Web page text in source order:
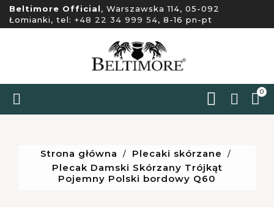
Beltimore Official, Warszawska 114, 05-092
Łomianki, tel: +48 22 34 999 54, 8-16 pn-pt

 0
Strona główna
Plecaki skórzane
Plecak Damski Skórzany Trójkąt
Pojemny Polski bordowy Q60